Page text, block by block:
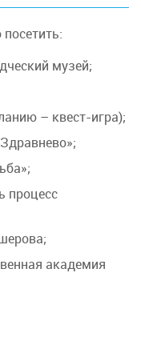
музей;
– квест-игра);
процесс
академия